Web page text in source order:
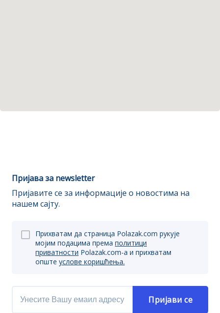
Пријава за newsletter
Пријавите се за информације о новостима на
нашем сајту.
Прихватам да страница Polazak.com рукује
мојим подацима према политици
приватности Polazak.com-a и прихватам
опште услове коришћења.
Пријави се